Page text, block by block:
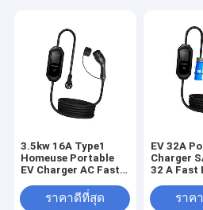
3.5kw 16A Type1
Homeuse Portable
EV Charger AC Fast
Station พร้อมปลั๊ก
ป้องกัน
ราคาดีที่สุด
EV 32A
Charger
32 A Fast
ราค